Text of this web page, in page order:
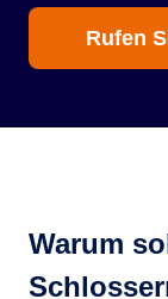
Rufen
Warum